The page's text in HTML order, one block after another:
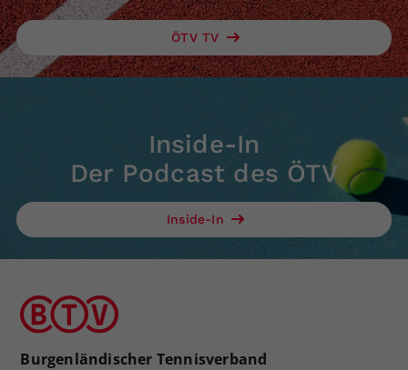
ÖTV TV
Inside-In
Der Podcast des ÖTV
Inside-In
Burgenländischer Tennisverband